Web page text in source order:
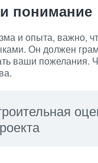
понимание
и опыта, важно,
Он должен
ваши пожелания.